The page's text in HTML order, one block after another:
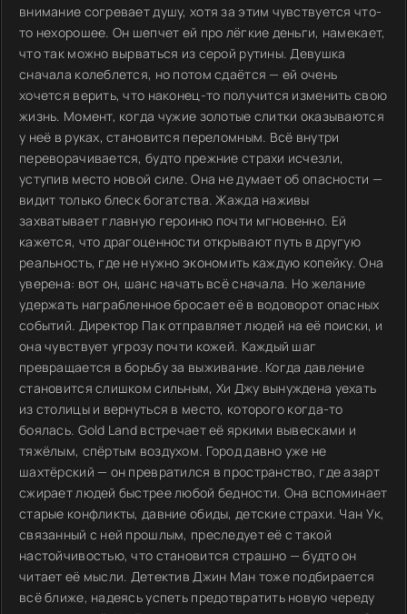
внимание согревает душу, хотя за этим чувствуется что-
то нехорошее. Он шепчет ей про лёгкие деньги, намекает,
что так можно вырваться из серой рутины. Девушка
сначала колеблется, но потом сдаётся — ей очень
хочется верить, что наконец-то получится изменить свою
жизнь. Момент, когда чужие золотые слитки оказываются
у неё в руках, становится переломным. Всё внутри
переворачивается, будто прежние страхи исчезли,
уступив место новой силе. Она не думает об опасности —
видит только блеск богатства. Жажда наживы
захватывает главную героиню почти мгновенно. Ей
кажется, что драгоценности открывают путь в другую
реальность, где не нужно экономить каждую копейку. Она
уверена: вот он, шанс начать всё сначала. Но желание
удержать награбленное бросает её в водоворот опасных
событий. Директор Пак отправляет людей на её поиски, и
она чувствует угрозу почти кожей. Каждый шаг
превращается в борьбу за выживание. Когда давление
становится слишком сильным, Хи Джу вынуждена уехать
из столицы и вернуться в место, которого когда-то
боялась. Gold Land встречает её яркими вывесками и
тяжёлым, спёртым воздухом. Город давно уже не
шахтёрский — он превратился в пространство, где азарт
сжирает людей быстрее любой бедности. Она вспоминает
старые конфликты, давние обиды, детские страхи. Чан Ук,
связанный с ней прошлым, преследует её с такой
настойчивостью, что становится страшно — будто он
читает её мысли. Детектив Джин Ман тоже подбирается
всё ближе, надеясь успеть предотвратить новую череду